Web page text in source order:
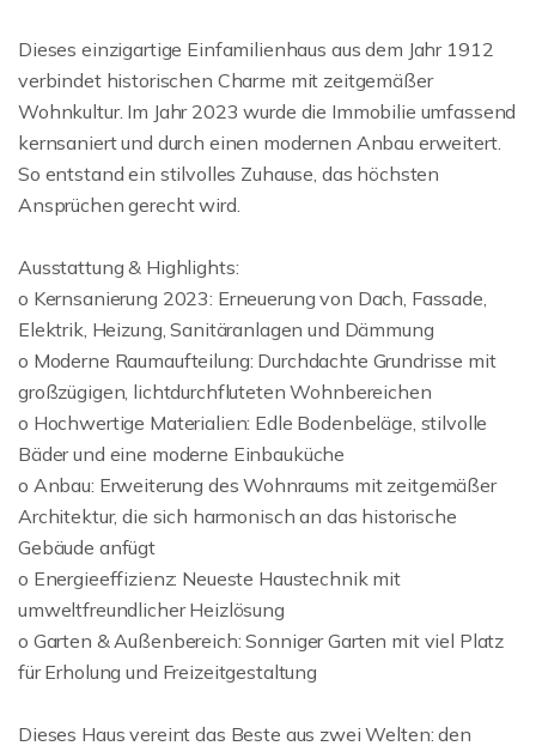
Dieses einzigartige Einfamilienhaus aus dem Jahr 1912
verbindet historischen Charme mit zeitgemäßer
Wohnkultur. Im Jahr 2023 wurde die Immobilie umfassend
kernsaniert und durch einen modernen Anbau erweitert.
So entstand ein stilvolles Zuhause, das höchsten
Ansprüchen gerecht wird.
Ausstattung & Highlights:
o Kernsanierung 2023: Erneuerung von Dach, Fassade,
Elektrik, Heizung, Sanitäranlagen und Dämmung
o Moderne Raumaufteilung: Durchdachte Grundrisse mit
großzügigen, lichtdurchfluteten Wohnbereichen
o Hochwertige Materialien: Edle Bodenbeläge, stilvolle
Bäder und eine moderne Einbauküche
o Anbau: Erweiterung des Wohnraums mit zeitgemäßer
Architektur, die sich harmonisch an das historische
Gebäude anfügt
o Energieeffizienz: Neueste Haustechnik mit
umweltfreundlicher Heizlösung
o Garten & Außenbereich: Sonniger Garten mit viel Platz
für Erholung und Freizeitgestaltung
Dieses Haus vereint das Beste aus zwei Welten: den